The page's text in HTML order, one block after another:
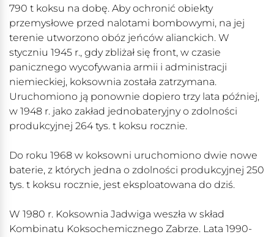
790 t koksu na dobę. Aby ochronić obiekty
przemysłowe przed nalotami bombowymi, na jej
terenie utworzono obóz jeńców alianckich. W
styczniu 1945 r., gdy zbliżał się front, w czasie
panicznego wycofywania armii i administracji
niemieckiej, koksownia została zatrzymana.
Uruchomiono ją ponownie dopiero trzy lata później,
w 1948 r. jako zakład jednobateryjny o zdolności
produkcyjnej 264 tys. t koksu rocznie.
Do roku 1968 w koksowni uruchomiono dwie nowe
baterie, z których jedna o zdolności produkcyjnej 250
tys. t koksu rocznie, jest eksploatowana do dziś.
W 1980 r. Koksownia Jadwiga weszła w skład
Kombinatu Koksochemicznego Zabrze. Lata 1990-